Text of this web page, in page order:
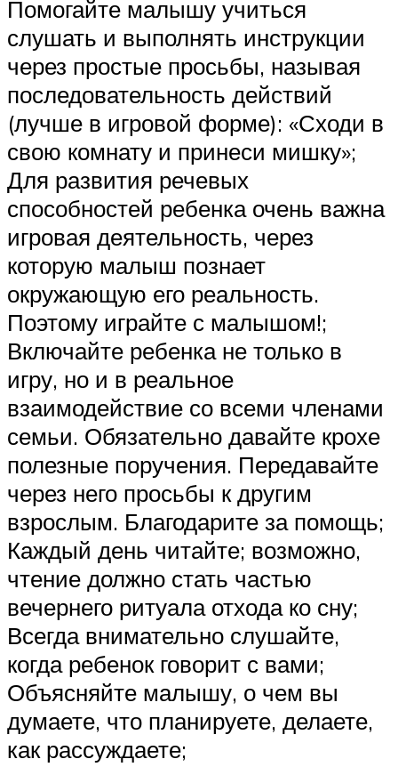
Помогайте малышу учиться
слушать и выполнять инструкции
через простые просьбы, называя
последовательность действий
(лучше в игровой форме): «Сходи в
свою комнату и принеси мишку»;
Для развития речевых
способностей ребенка очень важна
игровая деятельность, через
которую малыш познает
окружающую его реальность.
Поэтому играйте с малышом!;
Включайте ребенка не только в
игру, но и в реальное
взаимодействие со всеми членами
семьи. Обязательно давайте крохе
полезные поручения. Передавайте
через него просьбы к другим
взрослым. Благодарите за помощь;
Каждый день читайте; возможно,
чтение должно стать частью
вечернего ритуала отхода ко сну;
Всегда внимательно слушайте,
когда ребенок говорит с вами;
Объясняйте малышу, о чем вы
думаете, что планируете, делаете,
как рассуждаете;